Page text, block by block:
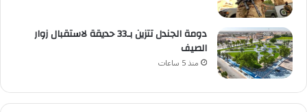
دومة الجندل تتزين بـ33 حديقة لاستقبال زوار
الصيف
منذ 5 ساعات